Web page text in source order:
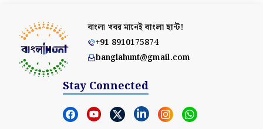
বাংলা খবর মানেইবাংলা হান্ট!
+91 8910175874
banglahunt@gmail.com
Stay Connected